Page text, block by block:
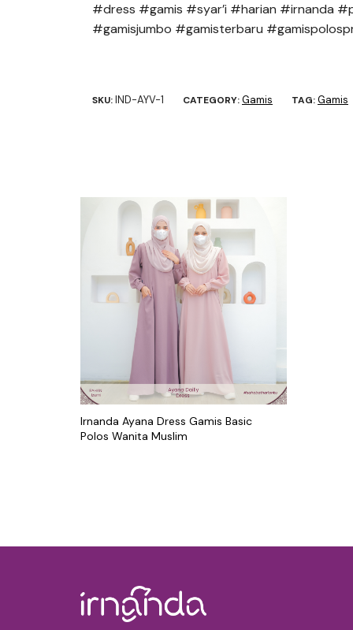
#dress #gamis #syar’i #harian #irnanda
#gamisjumbo #gamisterbaru
SKU:IND-AYV-1 CATEGORY:Gamis TAG:Gamis
Irnanda Ayana Dress Gamis Basic
Polos Wanita Muslim